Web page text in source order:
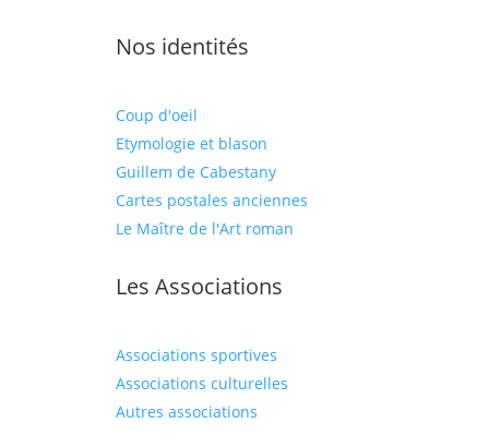
Nos identités
Coup d'oeil
Etymologie et blason
Guillem de Cabestany
Cartes postales anciennes
Le Maître de l'Art roman
Les Associations
Associations sportives
Associations culturelles
Autres associations